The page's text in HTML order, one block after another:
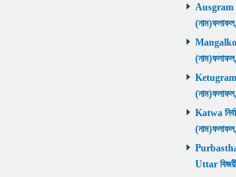
Ausgram
Mangalkot
Ketugram
Katwa
Uttar